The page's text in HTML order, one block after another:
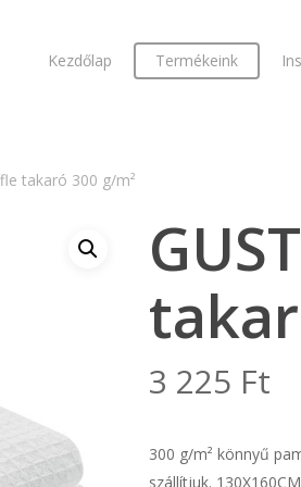
Kezdőlap Termékeink
takaró 300 g/m²
3 225 Ft
300 g/m² könnyű
szállítjuk. 130X160CM